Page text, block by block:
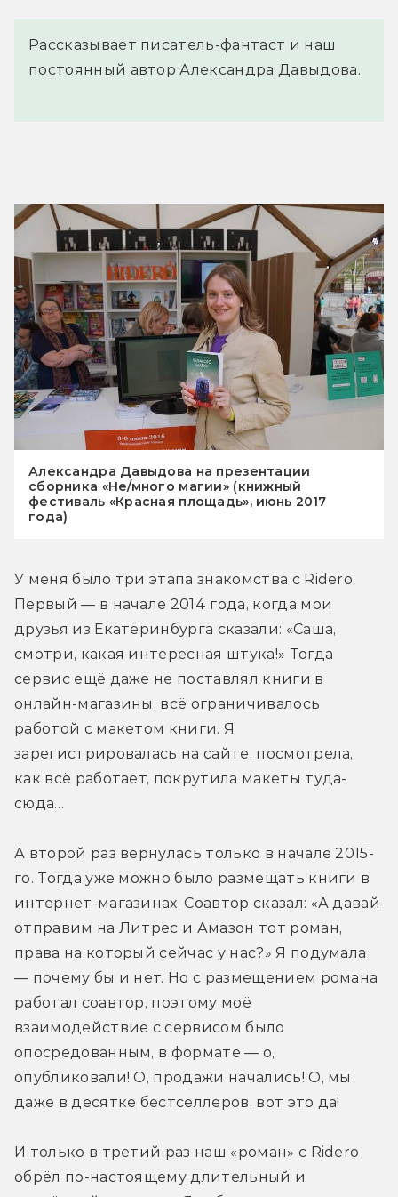
Рассказывает писатель-фантаст и наш
постоянный автор Александра Давыдова.
Александра Давыдова на презентации
сборника «Не/много магии» (книжный
фестиваль «Красная площадь», июнь 2017
года)
У меня было три этапа знакомства с Ridero.
Первый — в начале 2014 года, когда мои
друзья из Екатеринбурга сказали: «Саша,
смотри, какая интересная штука!» Тогда
сервис ещё даже не поставлял книги в
онлайн-магазины, всё ограничивалось
работой с макетом книги. Я
зарегистрировалась на сайте, посмотрела,
как всё работает, покрутила макеты туда-
сюда…
А второй раз вернулась только в начале 2015-
го. Тогда уже можно было размещать книги в
интернет-магазинах. Соавтор сказал: «А давай
отправим на Литрес и Амазон тот роман,
права на который сейчас у нас?» Я подумала
— почему бы и нет. Но с размещением романа
работал соавтор, поэтому моё
взаимодействие с сервисом было
опосредованным, в формате — о,
опубликовали! О, продажи начались! О, мы
даже в десятке бестселлеров, вот это да!
И только в третий раз наш «роман» с Ridero
обрёл по-настоящему длительный и